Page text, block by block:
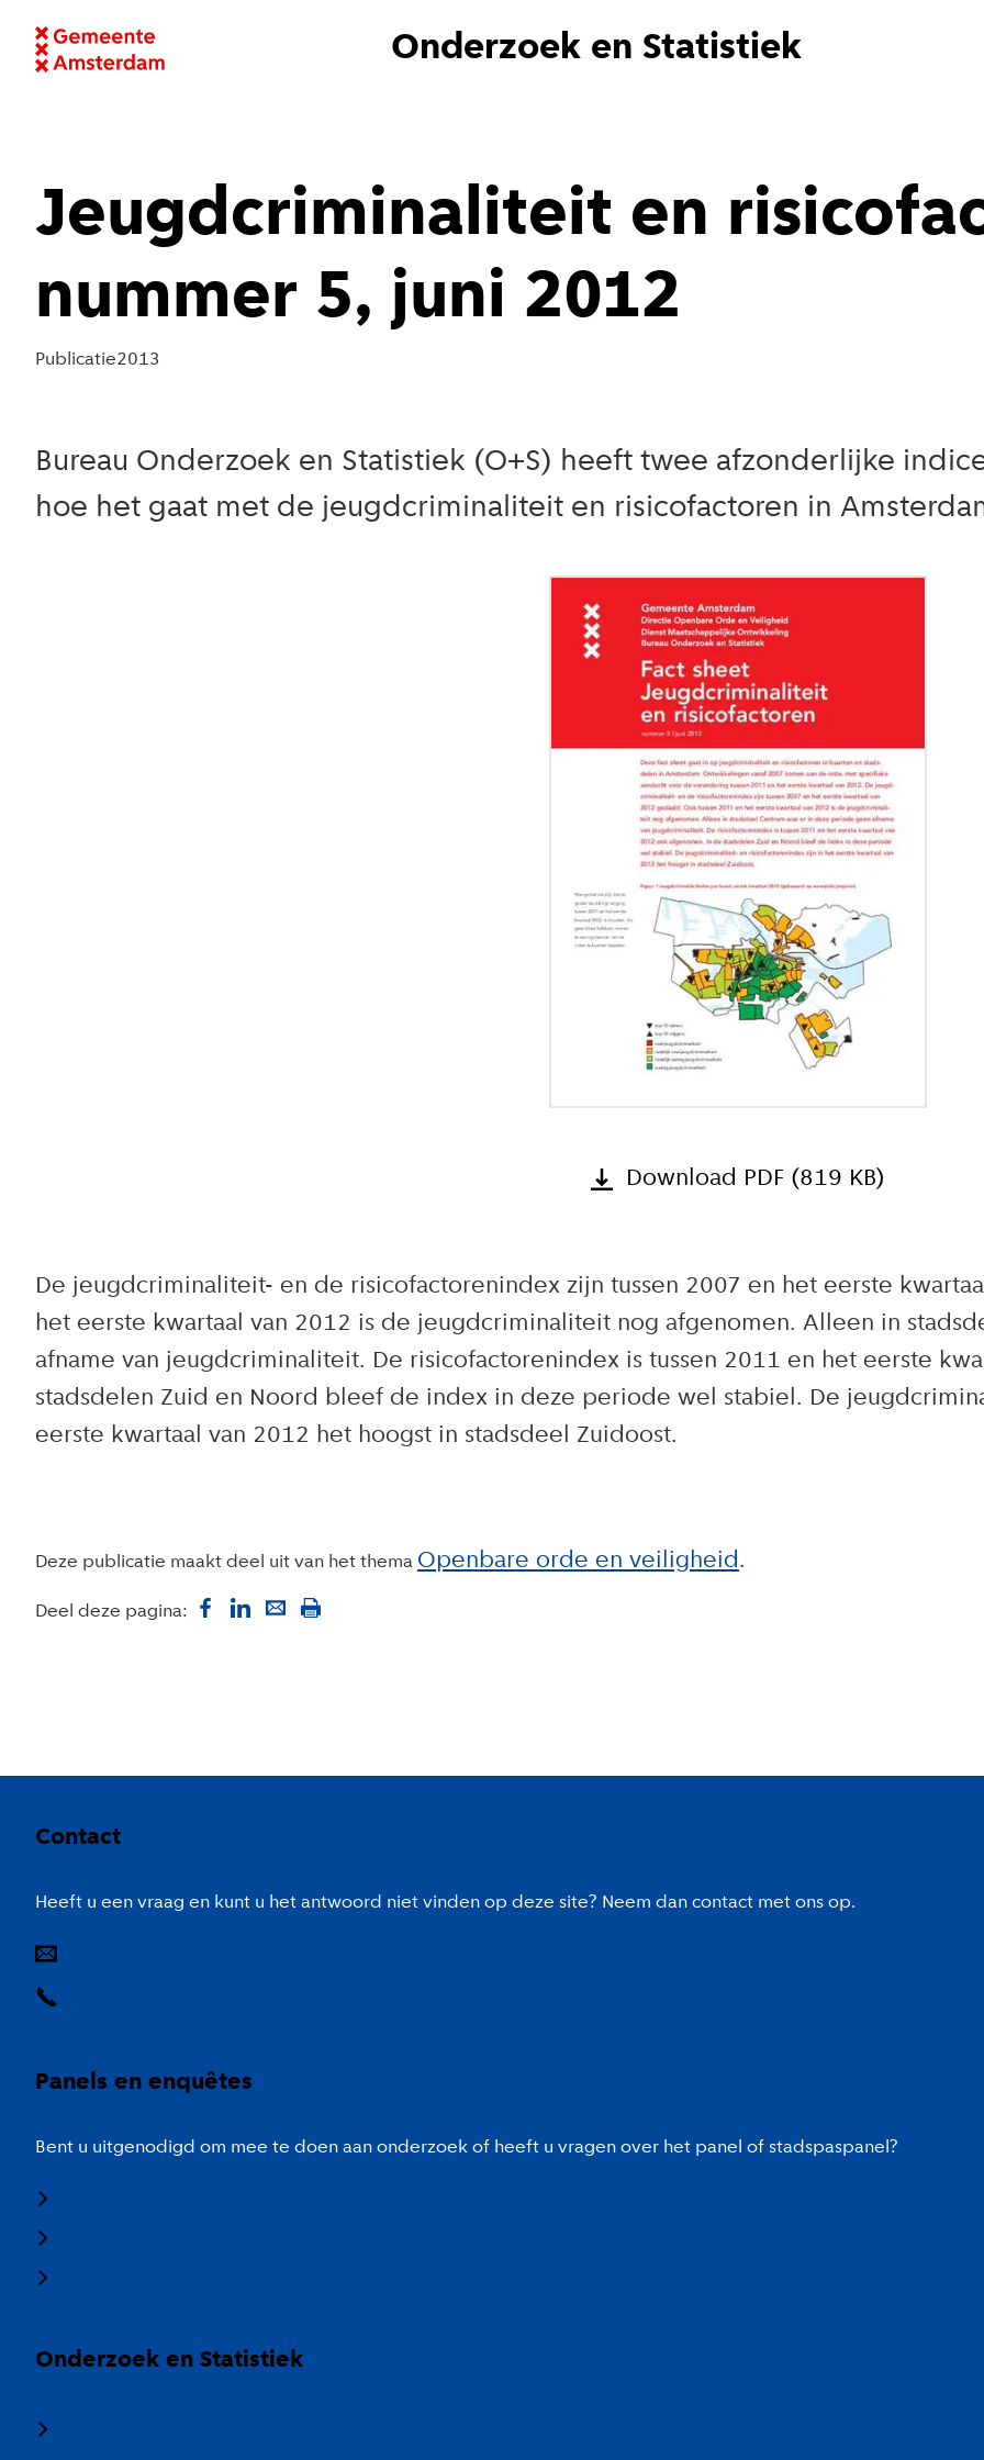
Onderzoek en Statistiek
Jeugdcriminaliteit en
nummer 5, juni 2012
Publicatie2013
Bureau Onderzoek en Statistiek (O+S) heeft twee afzonderlijke
hoe het gaat met de jeugdcriminaliteit en risicofactoren in
Download PDF (819 KB)
De jeugdcriminaliteit- en de risicofactorenindex zijn tussen 2007 en het eerste
het eerste kwartaal van 2012 is de jeugdcriminaliteit nog afgenomen. Alleen in
afname van jeugdcriminaliteit. De risicofactorenindex is tussen 2011 en het eerste
stadsdelen Zuid en Noord bleef de index in deze periode wel stabiel. De
eerste kwartaal van 2012 het hoogst in stadsdeel Zuidoost.
Deze publicatie maakt deel uit van het thema Openbare orde en veiligheid
Deel deze pagina:
Contact
Heeft u een vraag en kunt u het antwoord niet vinden op deze site? Neem dan contact met ons op.
Panels en enquêtes
Bent u uitgenodigd om mee te doen aan onderzoek of heeft u vragen over het panel of stadspaspanel?
Onderzoek en Statistiek